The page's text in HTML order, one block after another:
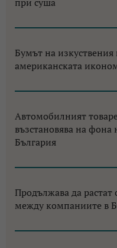
Бумът на
американската
Автомобилният
възстановява на
България
Продължава да растат
между компаниите в